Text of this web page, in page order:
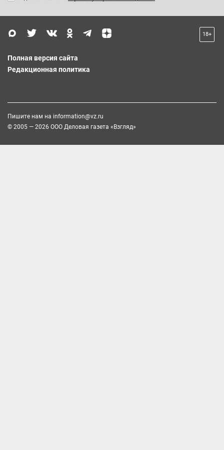
18+
Полная версия сайта
Редакционная политика
Пишите нам на information@vz.ru
© 2005 — 2026 ООО Деловая газета «Взгляд»